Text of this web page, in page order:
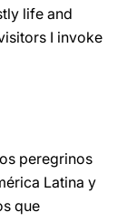
life and
I invoke
peregrinos
Latina y
que